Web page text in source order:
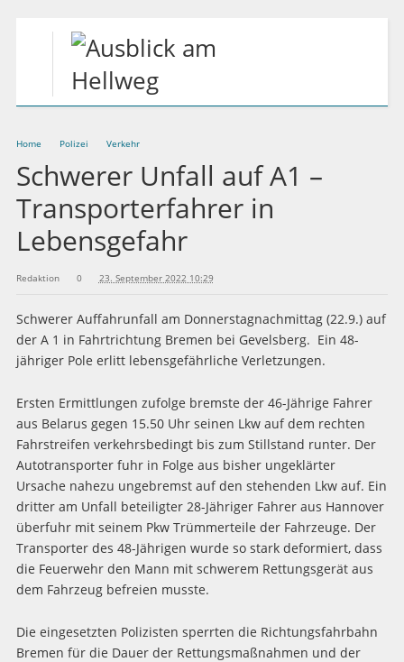
Home Polizei Verkehr
Schwerer Unfall auf A1 –
Transporterfahrer in
Lebensgefahr
Redaktion 0 23. September 2022 10:29
Schwerer Auffahrunfall am Donnerstagnachmittag (22.9.) auf
der A 1 in Fahrtrichtung Bremen bei Gevelsberg. Ein 48-
jähriger Pole erlitt lebensgefährliche Verletzungen.
Ersten Ermittlungen zufolge bremste der 46-Jährige Fahrer
aus Belarus gegen 15.50 Uhr seinen Lkw auf dem rechten
Fahrstreifen verkehrsbedingt bis zum Stillstand runter. Der
Autotransporter fuhr in Folge aus bisher ungeklärter
Ursache nahezu ungebremst auf den stehenden Lkw auf. Ein
dritter am Unfall beteiligter 28-Jähriger Fahrer aus Hannover
überfuhr mit seinem Pkw Trümmerteile der Fahrzeuge. Der
Transporter des 48-Jährigen wurde so stark deformiert, dass
die Feuerwehr den Mann mit schwerem Rettungsgerät aus
dem Fahrzeug befreien musste.
Die eingesetzten Polizisten sperrten die Richtungsfahrbahn
Bremen für die Dauer der Rettungsmaßnahmen und der